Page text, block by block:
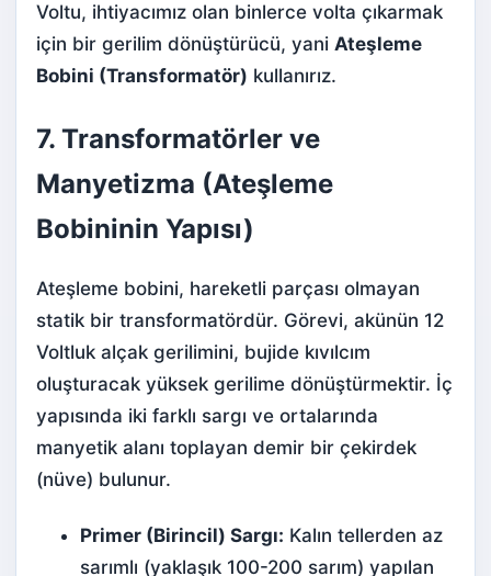
Voltu, ihtiyacımız olan binlerce volta çıkarmak
için bir gerilim dönüştürücü, yani Ateşleme
Bobini (Transformatör) kullanırız.
7. Transformatörler ve
Manyetizma (Ateşleme
Bobininin Yapısı)
Ateşleme bobini, hareketli parçası olmayan
statik bir transformatördür. Görevi, akünün 12
Voltluk alçak gerilimini, bujide kıvılcım
oluşturacak yüksek gerilime dönüştürmektir. İç
yapısında iki farklı sargı ve ortalarında
manyetik alanı toplayan demir bir çekirdek
(nüve) bulunur.
Primer (Birincil) Sargı: Kalın tellerden az
sarımlı (yaklaşık 100-200 sarım) yapılan